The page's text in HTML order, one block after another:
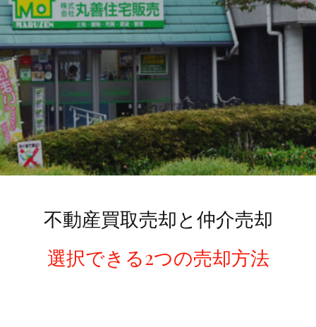
不動産買取売却と仲介売却
選択できる2つの売却方法